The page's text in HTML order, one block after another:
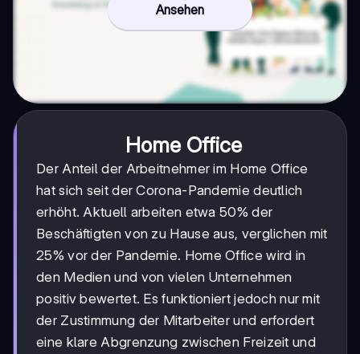
Ansehen
Home Office
Der Anteil der Arbeitnehmer im Home Office
hat sich seit der Corona-Pandemie deutlich
erhöht. Aktuell arbeiten etwa 50% der
Beschäftigten von zu Hause aus, verglichen mit
25% vor der Pandemie. Home Office wird in
den Medien und von vielen Unternehmen
positiv bewertet. Es funktioniert jedoch nur mit
der Zustimmung der Mitarbeiter und erfordert
eine klare Abgrenzung zwischen Freizeit und